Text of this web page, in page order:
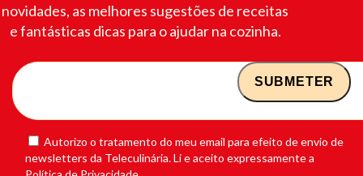
novidades, as melhores sugestões de receitas
e fantásticas dicas para o ajudar na cozinha.
Autorizo o tratamento do meu email para efeito de envio de
newsletters da Teleculinária. Li e aceito expressamente a